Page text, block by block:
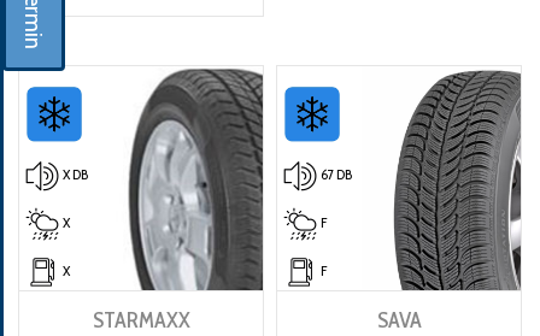
X DB
X
X
STARMAXX
67 DB
F
F
SAVA